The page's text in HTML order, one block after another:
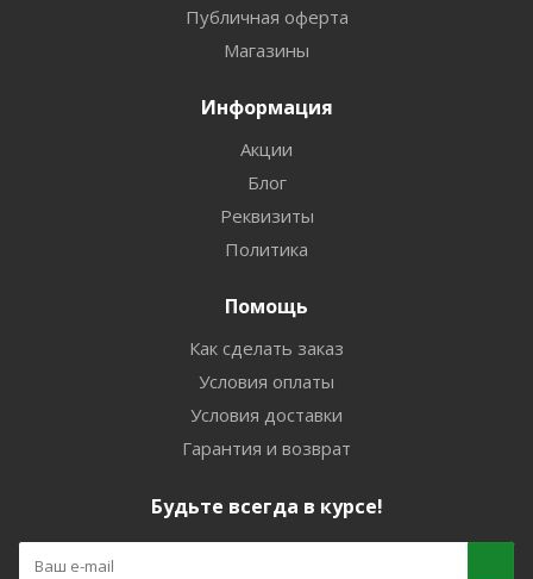
Публичная оферта
Магазины
Информация
Акции
Блог
Реквизиты
Политика
Помощь
Как сделать заказ
Условия оплаты
Условия доставки
Гарантия и возврат
Будьте всегда в курсе!